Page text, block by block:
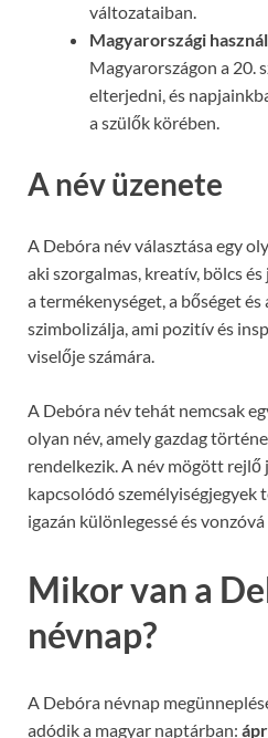
változataiban.
Magyarországi
Magyarországon a 20.
elterjedni, és
a szülők körében.
A név üzenete
A Debóra név választása egy
aki szorgalmas, kreatív, bölcs
a termékenységet, a bőséget
szimbolizálja, ami pozitív és
viselője számára.
A Debóra név tehát nemcsak
olyan név, amely gazdag
rendelkezik. A név mögött rejlő
kapcsolódó személyiségjegyek
igazán különlegessé és
Mikor van a
névnap?
A Debóra névnap
adódik a magyar naptárban: